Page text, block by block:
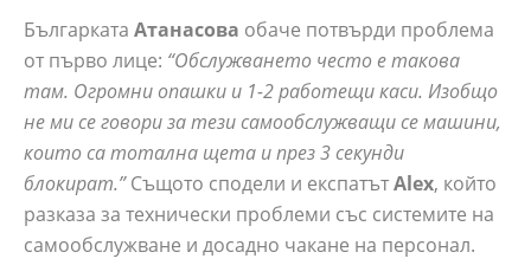
Българката Атанасова обаче потвърди проблема
от първо лице: “Обслужването често е такова
там. Огромни опашки и 1-2 работещи каси. Изобщо
не ми се говори за тези самообслужващи се машини,
които са тотална щета и през 3 секунди
блокират.”Същото сподели и експатътAlex, който
разказа за технически проблеми със системите на
самообслужване и досадно чакане на персонал.